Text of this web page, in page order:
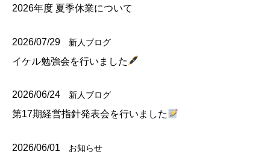
2026年度 夏季休業について
2026/07/29 新人ブログ
イケル勉強会を行いました
2026/06/24 新人ブログ
第17期経営指針発表会を行いました
2026/06/01 お知らせ